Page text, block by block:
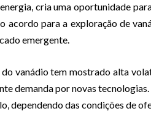
cria uma oportunidade
acordo para a exploração de
emergente.
vanádio tem mostrado alta
demanda por novas
dependendo das condições de